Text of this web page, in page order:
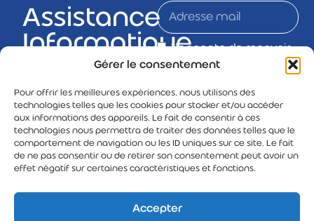
Gérer le consentement
Pour offrir les meilleures expériences, nous utilisons des
technologies telles que les cookies pour stocker et/ou accéder
aux informations des appareils. Le fait de consentir à ces
technologies nous permettra de traiter des données telles que le
comportement de navigation ou les ID uniques sur ce site. Le fait
de ne pas consentir ou de retirer son consentement peut avoir un
effet négatif sur certaines caractéristiques et fonctions.
Accepter
Assistance
Informatique
Partout à
La
Réunion
J’accepte de recevoir
la newsletter de AMC
Les informations recueillies
sont utilisées par AMC RUN
pour l’envoi de sa newsletter.
Vous pouvez vous désinscrire
à tout moment. Pour en savoir
plus, consultez notre politique